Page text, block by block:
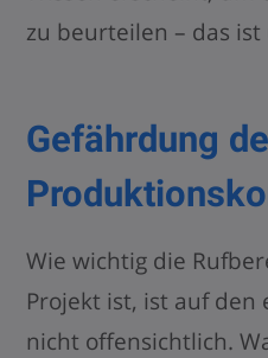
zu beurteilen – das ist
Gefährdung
Wie wichtig die
Projekt ist, ist auf den
nicht offensichtlich.